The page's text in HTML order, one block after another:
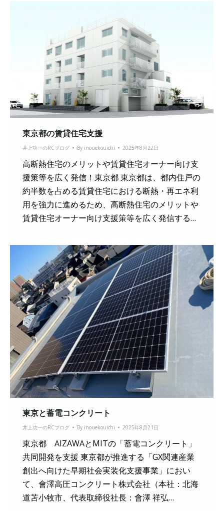
東京都の賃貸住宅支援
井上功一のRCブログ By inouekouichi 2025年8月22日
高断熱住宅のメリットや賃貸住宅オーナー向け支
援策等を広く発信！東京都 東京都は、都内住戸の
約半数を占める賃貸住宅における断熱・再エネ利
用を強力に進めるため、高断熱住宅のメリットや
賃貸住宅オーナー向け支援策等を広く発信する…
東京と蓄電コンクリート
井上功一のRCブログ By inouekouichi 2025年8月21日
東京都 AIZAWAとMITの「蓄電コンクリート」
共同開発を支援 東京都が推進する「GX関連産業
創出へ向けた早期社会実装化支援事業」におい
て、會澤高圧コンクリート株式会社（本社：北海
道苫小牧市、代表取締役社長：會澤 祥弘…